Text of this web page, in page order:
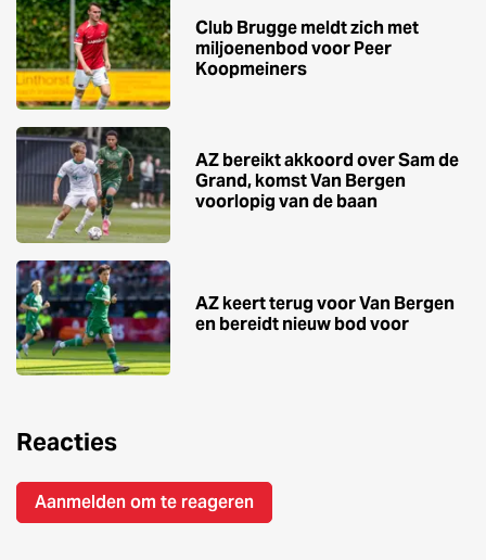
Club Brugge meldt zich met
miljoenenbod voor Peer
Koopmeiners
AZ bereikt akkoord over Sam de
Grand, komst Van Bergen
voorlopig van de baan
AZ keert terug voor Van Bergen
en bereidt nieuw bod voor
Reacties
Aanmelden om te reageren